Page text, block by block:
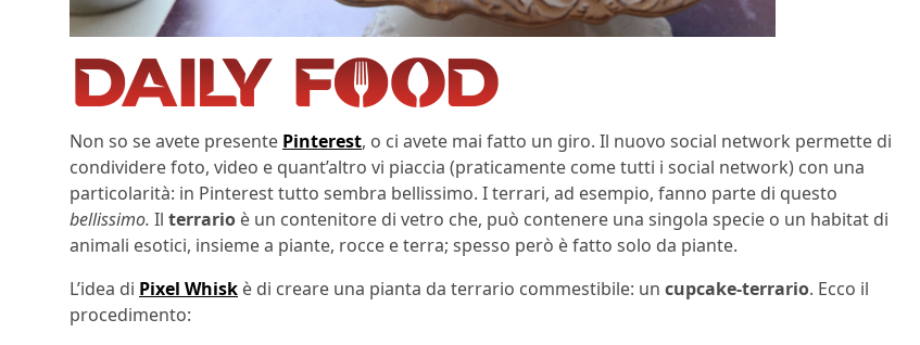
Non so se avete presente Pinterest, o ci avete mai fatto un giro. Il nuovo social network permette di
condividere foto, video e quant’altro vi piaccia (praticamente come tutti i social network) con una
particolarità: in Pinterest tutto sembra bellissimo. I terrari, ad esempio, fanno parte di questo
bellissimo. Il terrario è un contenitore di vetro che, può contenere una singola specie o un habitat di
animali esotici, insieme a piante, rocce e terra; spesso però è fatto solo da piante.
L’idea di Pixel Whisk è di creare una pianta da terrario commestibile: un cupcake-terrario. Ecco il
procedimento: